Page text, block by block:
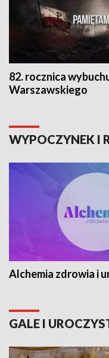
82. rocznica
Warszawskiego
WYPOCZYNEK I
Alchemia zdrowia i
GALE I